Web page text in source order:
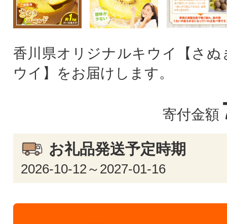
香川県オリジナルキウイ【さぬ
ウイ】をお届けします。
寄付金額
お礼品発送予定時期
2026-10-12～2027-01-16